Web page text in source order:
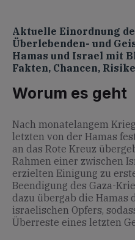
Aktuelle Einordnung
Überlebenden- und
Hamas und Israel mit
Fakten, Chancen,
Worum es geht
Nach monatelangem
letzten von der Hamas
an das Rote Kreuz
Rahmen einer zwischen
erzielten Einigung zu
Beendigung des Gaza-
dazu übergab die Hamas
israelischen Opfers,
Überreste eines letzten